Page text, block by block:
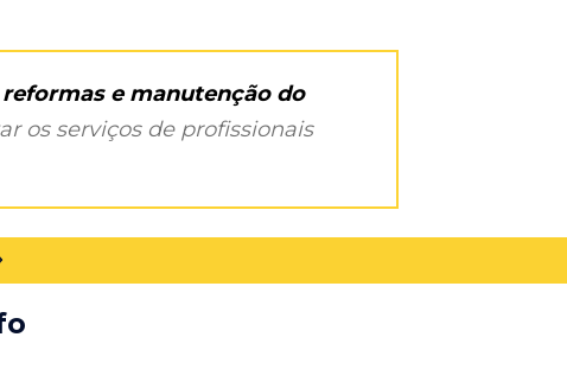
e manutenção do
os serviços de profissionais